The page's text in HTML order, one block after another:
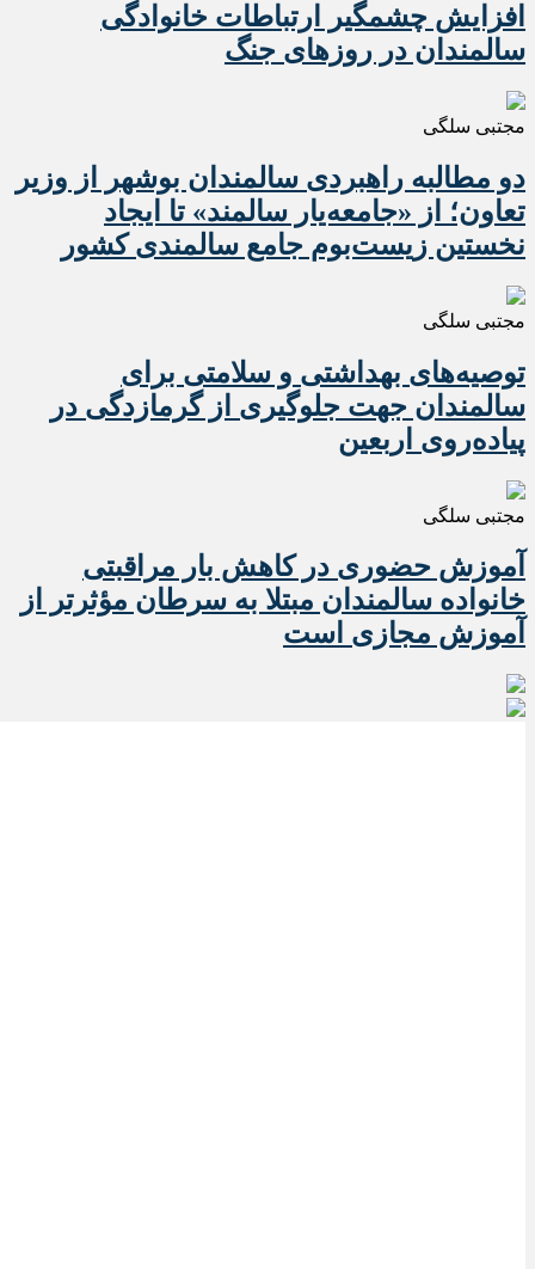
افزایش چشمگیر ارتباطات خانوادگی
سالمندان در روزهای جنگ
مجتبی سلگی
دو مطالبه راهبردی سالمندان بوشهر از وزیر
تعاون؛ از «جامعه‌یار سالمند» تا ایجاد
نخستین زیست‌بوم جامع سالمندی کشور
مجتبی سلگی
️توصیه‌های بهداشتی و سلامتی برای
سالمندان جهت جلوگیری از گرمازدگی در
پیاده‌روی اربعین
مجتبی سلگی
آموزش حضوری در کاهش بار مراقبتی
خانواده سالمندان مبتلا به سرطان مؤثرتر از
آموزش مجازی است